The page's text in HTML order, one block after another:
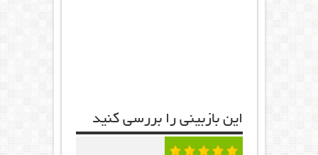
این بازبینی را بررسی کنید